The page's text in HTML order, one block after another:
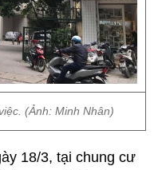
(Ảnh: Minh Nhân)
18/3, tại chung cư